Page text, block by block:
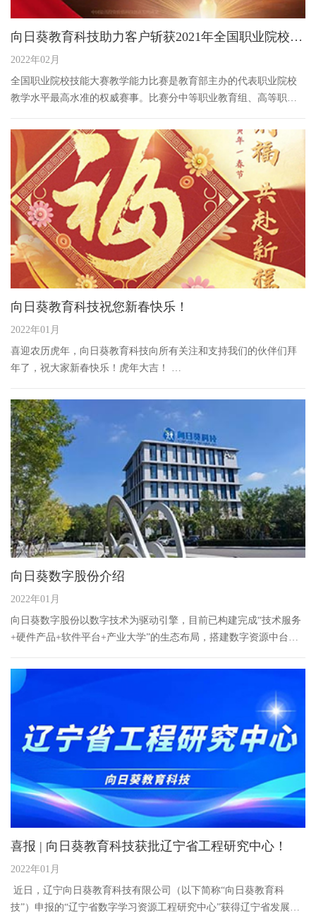
向日葵教育科技助力客户斩获2021年全国职业院校技
能大赛教学能力比赛近百奖项！
2022年02月
全国职业院校技能大赛教学能力比赛是教育部主办的代表职业院校
教学水平最高水准的权威赛事。比赛分中等职业教育组、高等职业
类。
向日葵教育科技祝您新春快乐！
2022年01月
喜迎农历虎年，向日葵教育科技向所有关注和支持我们的伙伴们拜
年了，祝大家新春快乐！虎年大吉！
向日葵数字股份介绍
2022年01月
向日葵数字股份以数字技术为驱动引擎，目前已构建完成“技术服务
+硬件产品+软件平台+产业大学”的生态布局，搭建数字资源中台，
喜报 | 向日葵教育科技获批辽宁省工程研究中心！
2022年01月
近日，辽宁向日葵教育科技有限公司（以下简称“向日葵教育科
技”）申报的“辽宁省数字学习资源工程研究中心”获得辽宁省发展和